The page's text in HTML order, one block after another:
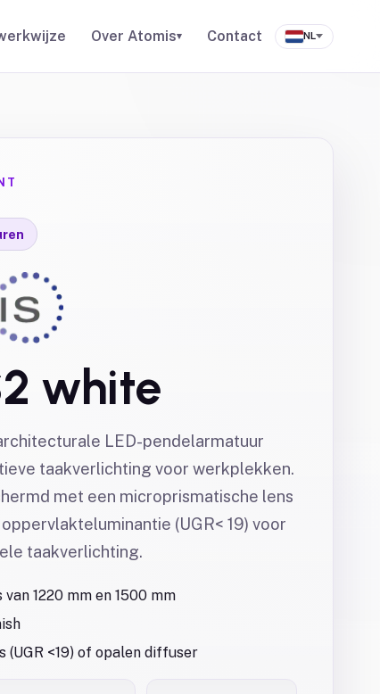
Over Atomis▾ Contact NL
white
LED-pendelarmatuur
taakverlichting voor werkplekken.
met een microprismatische lens
(UGR< 19) voor
taakverlichting.
1220 mm en 1500 mm
<19) of opalen diffuser